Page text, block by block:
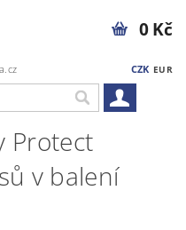
CZK EUR
0 Kč
Protect
v balení